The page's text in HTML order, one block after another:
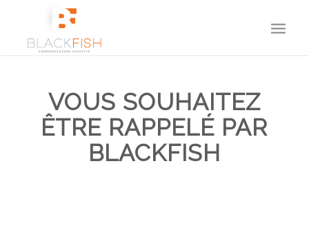
VOUS SOUHAITEZ
ÊTRE RAPPELÉ PAR
BLACKFISH